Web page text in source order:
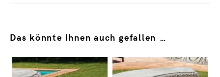
Das könnte Ihnen auch gefallen …